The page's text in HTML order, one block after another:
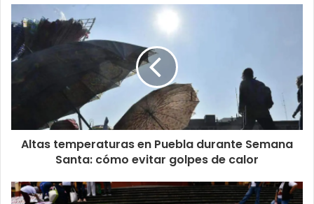
Altas temperaturas en Puebla durante Semana
Santa: cómo evitar golpes de calor